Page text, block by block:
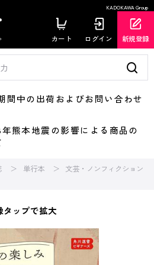
KADOKAWA Group
カート ログイン 新規登録
中の出荷およびお問い合わせ
本地震の影響による商品の
単行本
文芸・ノンフィクション
タップで拡大